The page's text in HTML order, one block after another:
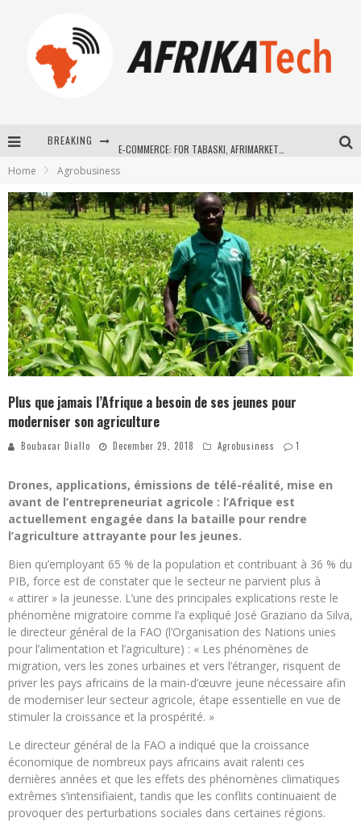
BREAKING
New to online sports betting? Consider These Tips to Play Your First Online Sports Betting Successfully
How Technology Has Changed Sports
Home Agrobusiness
Plus que jamais l’Afrique a besoin de ses jeunes pour
moderniser son agriculture
Boubacar Diallo December 29, 2018 Agrobusiness 1
Drones, applications, émissions de télé-réalité, mise en
avant de l’entrepreneuriat agricole : l’Afrique est
actuellement engagée dans la bataille pour rendre
l’agriculture attrayante pour les jeunes.
Bien qu’employant 65 % de la population et contribuant à 36 % du
PIB, force est de constater que le secteur ne parvient plus à
« attirer » la jeunesse. L’une des principales explications reste le
phénomène migratoire comme l’a expliqué José Graziano da Silva,
le directeur général de la FAO (l’Organisation des Nations unies
pour l’alimentation et l’agriculture) : « Les phénomènes de
migration, vers les zones urbaines et vers l’étranger, risquent de
priver les pays africains de la main-d’œuvre jeune nécessaire afin
de moderniser leur secteur agricole, étape essentielle en vue de
stimuler la croissance et la prospérité. »
Le directeur général de la FAO a indiqué que la croissance
économique de nombreux pays africains avait ralenti ces
dernières années et que les effets des phénomènes climatiques
extrêmes s’intensifiaient, tandis que les conflits continuaient de
provoquer des perturbations sociales dans certaines régions.